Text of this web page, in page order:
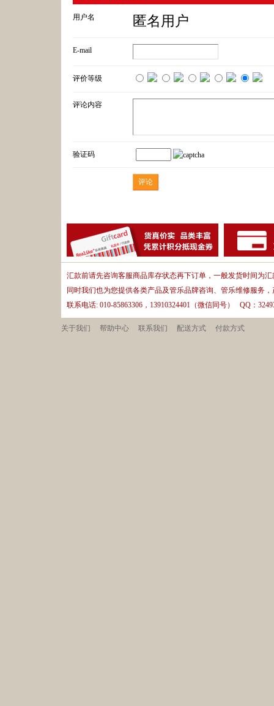
用户名 匿名用户
E-mail
评价等级
评论内容
验证码
汇款前请先咨询客服商品库存状态再下订单，一般发货时间为汇
同时我们也为您提供各类产品及管乐品牌咨询、管乐维修服务
联系电话: 010-85863306，13910324401（微信同号） QQ：
关于我们 帮助中心 联系我们 配送方式 付款方式